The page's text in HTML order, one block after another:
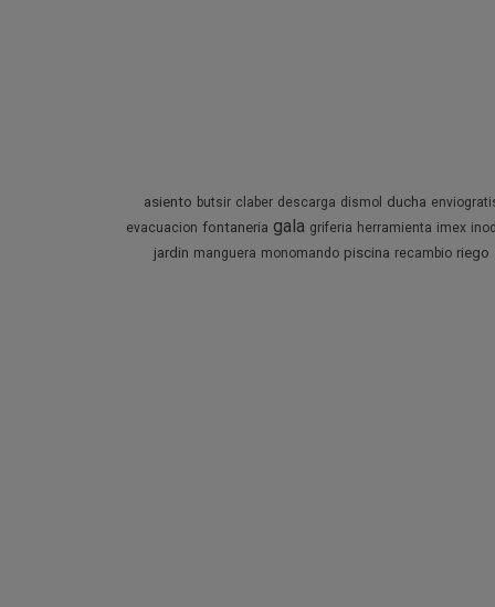
asiento butsir claber descarga dismol ducha
evacuacion fontaneria gala griferia herramienta imex
jardin manguera monomando piscina recambio riego